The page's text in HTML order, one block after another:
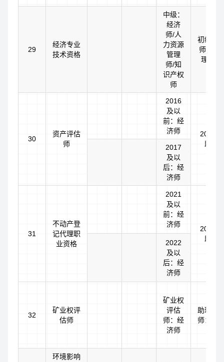
29
经济专业
技术资格
中级：
经济
师/人
力资源
管理
师/知
识产权
师
初级：
师/助理
理知识
30
资产评估
师
2016
及以
前：经
济师
2017
助理
2017
及以
后：经
济师
31
不动产登
记代理职
业资格
2021
及以
前：经
济师
2022
助理
2022
及以
后：经
济师
32
矿业权评
估师
矿业权
评估
师：经
济师
助理矿
师：助
环境影响